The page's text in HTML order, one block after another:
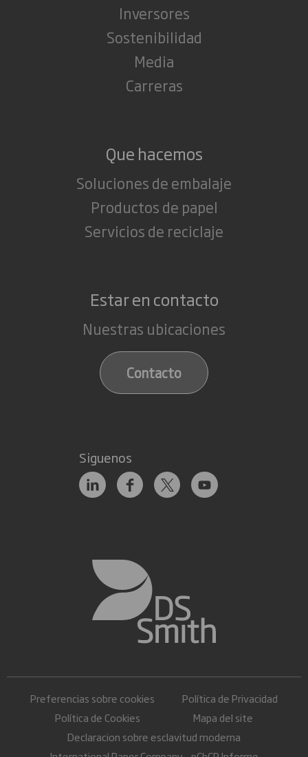
Inversores
Sostenibilidad
Media
Carreras
Que hacemos
Soluciones de embalaje
Productos de papel
Servicios de reciclaje
Estar en contacto
Nuestras ubicaciones
Contacto
Siguenos
Preferencias sobre cookies
Política de Privacidad
Política de Cookies
Mapa del site
Declaracion sobre esclavitud moderna